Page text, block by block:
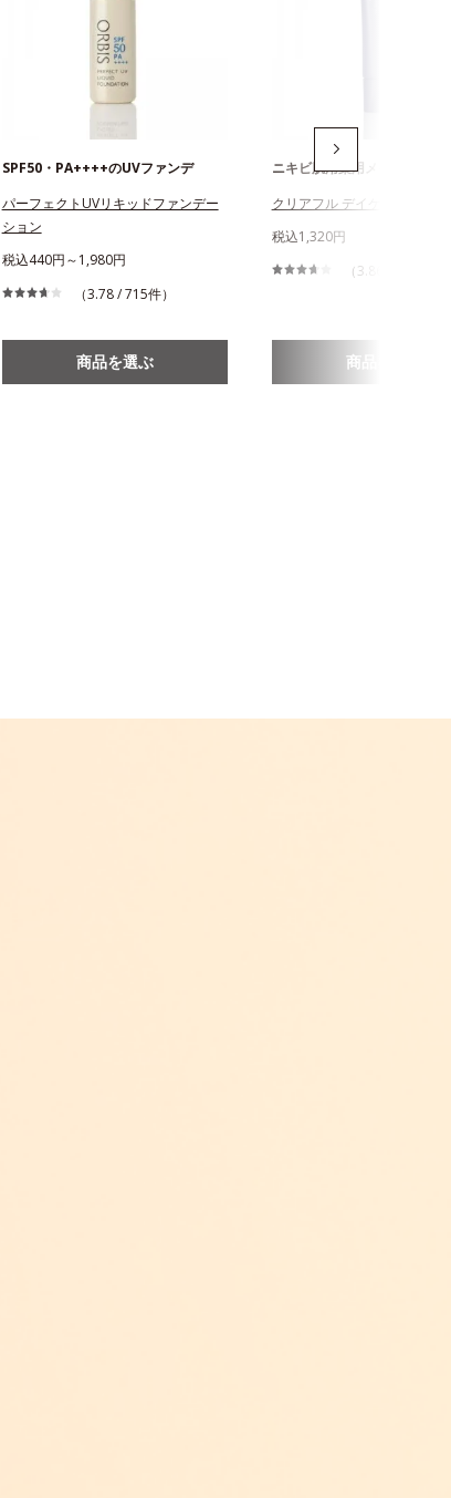
SPF50・PA++++のUVファンデ
パーフェクトUVリキッドファンデー
ション
税込440円～1,980円
（3.78 / 715件）
商品を選ぶ
ニキビ肌用薬用メイク下地
クリアフル デイケアベース
税込1,320円
（3.86 / 66件）
商品を選ぶ